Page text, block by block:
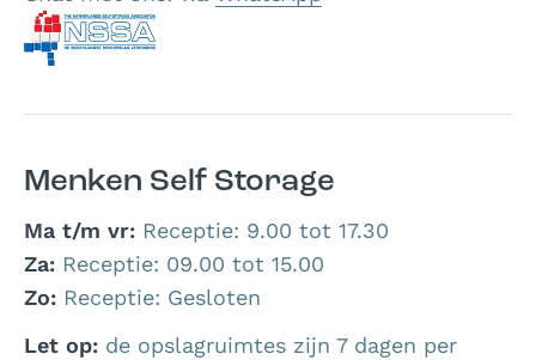
Menken Self Storage
Ma t/m vr: Receptie: 9.00 tot 17.30
Za: Receptie: 09.00 tot 15.00
Zo: Receptie: Gesloten
Let op: de opslagruimtes zijn 7 dagen per